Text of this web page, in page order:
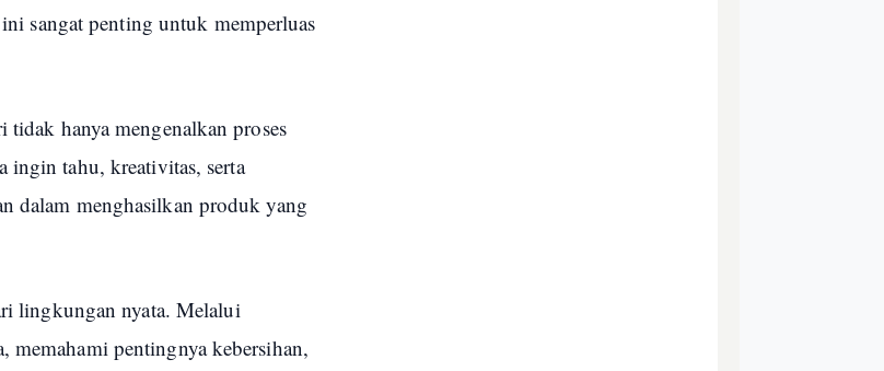
sangat penting untuk memperluas
hanya mengenalkan proses
ingin tahu, kreativitas, serta
dalam menghasilkan produk yang
lingkungan nyata. Melalui
pentingnya kebersihan,